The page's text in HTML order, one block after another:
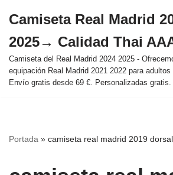
al
contenido
Camiseta Real Madrid
2025→ Calidad Thai
Camiseta del Real Madrid 2024 2025 -
equipación Real Madrid 2021 2022 para adultos
Envío gratis desde 69 €. Personalizadas gratis.
Portada » camiseta real madrid 2019 dorsal